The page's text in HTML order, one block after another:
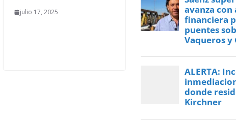
julio 17, 2025